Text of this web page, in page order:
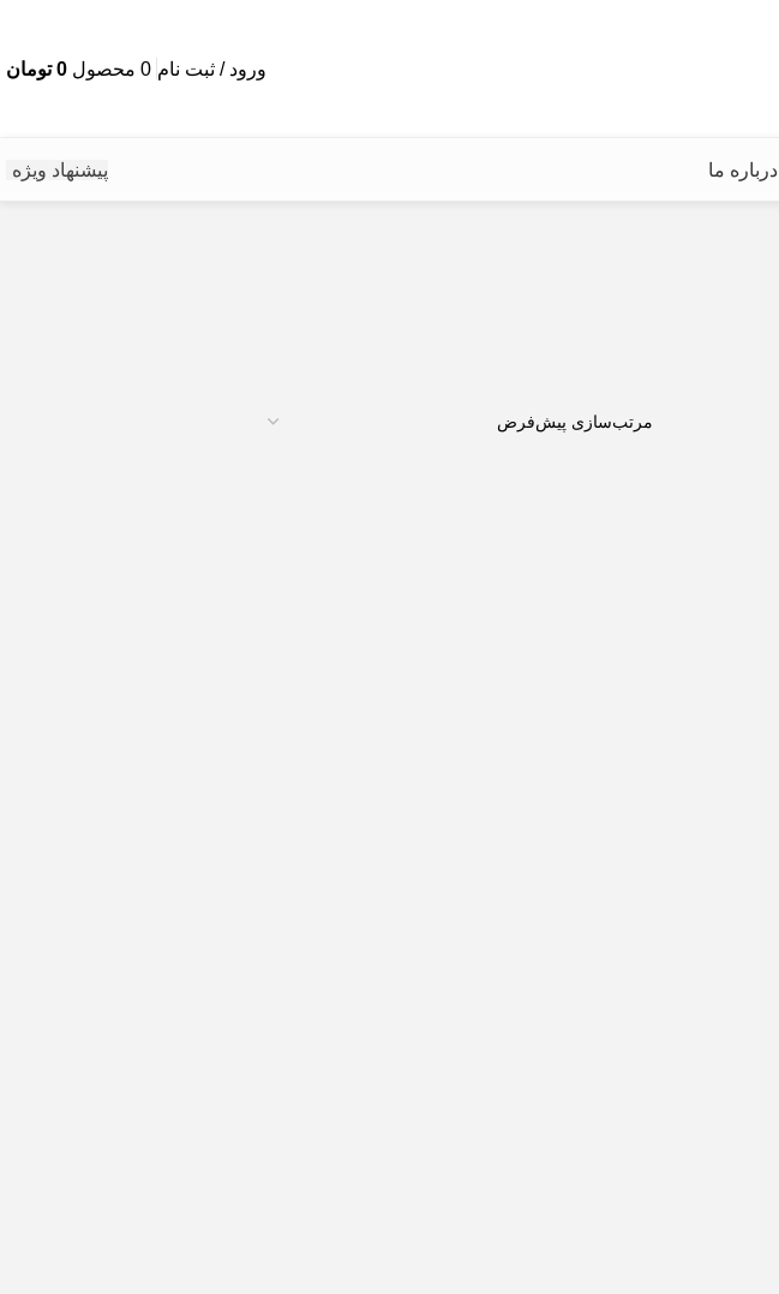
ورود / ثبت نام 0 محصول 0 تومان
درباره ما پیشنهاد ویژه